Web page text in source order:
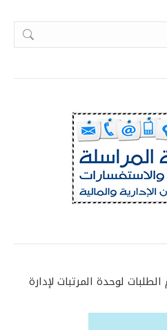
لوحدة المرتبات لإدارة